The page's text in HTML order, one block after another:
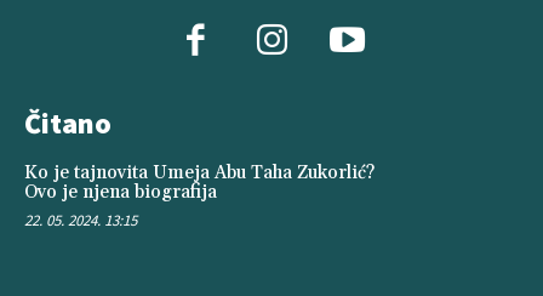
Čitano
Ko je tajnovita Umeja Abu Taha Zukorlić?
Ovo je njena biografija
22. 05. 2024. 13:15